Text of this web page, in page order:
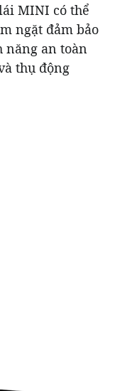
MINI có thể
ngặt đảm bảo
năng an toàn
thụ động